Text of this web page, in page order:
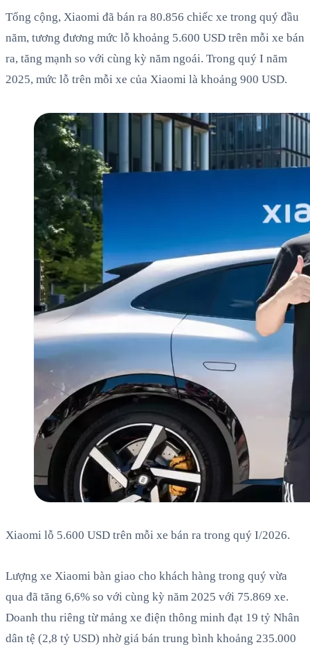
Tổng cộng, Xiaomi đã bán ra 80.856 chiếc xe trong quý đầu
năm, tương đương mức lỗ khoảng 5.600 USD trên mỗi xe bán
ra, tăng mạnh so với cùng kỳ năm ngoái. Trong quý I năm
2025, mức lỗ trên mỗi xe của Xiaomi là khoảng 900 USD.
Xiaomi lỗ 5.600 USD trên mỗi xe bán ra trong quý I/2026.
Lượng xe Xiaomi bàn giao cho khách hàng trong quý vừa
qua đã tăng 6,6% so với cùng kỳ năm 2025 với 75.869 xe.
Doanh thu riêng từ mảng xe điện thông minh đạt 19 tỷ Nhân
dân tệ (2,8 tỷ USD) nhờ giá bán trung bình khoảng 235.000